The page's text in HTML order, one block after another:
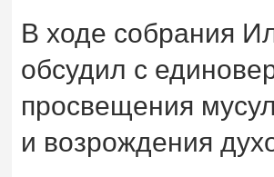
В ходе собрания
обсудил с
просвещения
и возрождения